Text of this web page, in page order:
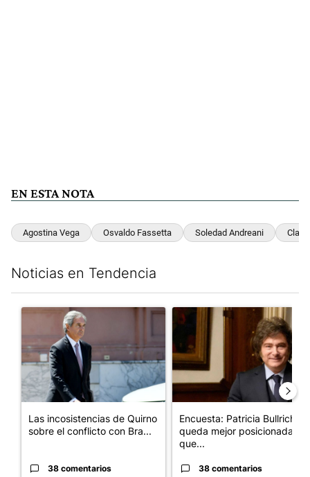
EN ESTA NOTA
Agostina Vega Osvaldo Fassetta Soledad Andreani
Noticias en Tendencia
Un artículo de tendencia con el título "Las incosistencias de
Las incosistencias de Quirno
sobre el conflicto con Bra...
38 comentarios
Un artículo de tendencia con
Encuesta: Patricia Bullrich
queda mejor posicionada
que...
38 comentarios